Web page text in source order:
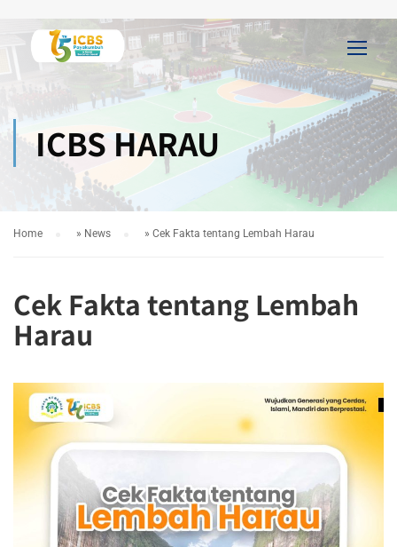
ICBS HARAU
Home » News » Cek Fakta tentang Lembah Harau
Cek Fakta tentang Lembah
Harau